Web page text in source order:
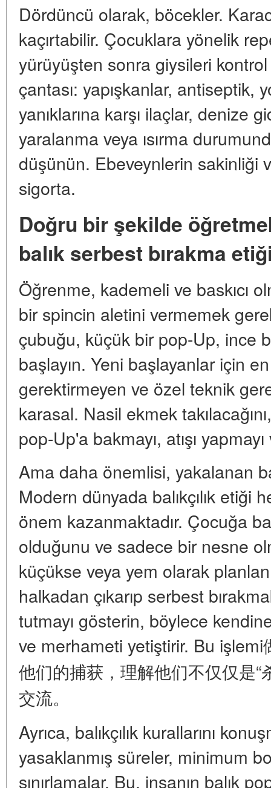
Dördüncü olarak, böcekler.
kaçırtabilir. Çocuklara yönelik
yürüyüşten sonra giysileri
çantası: yapışkanlar, antiseptik,
yanıklarına karşı ilaçlar, denize
yaralanma veya ısırma
düşünün. Ebeveynlerin sakinliği
sigorta.
Doğru bir şekilde
balık serbest bırakma
Öğrenme, kademeli ve baskıcı
bir spincin aletini vermemek
çubuğu, küçük bir pop-Up, ince
başlayın. Yeni başlayanlar için
gerektirmeyen ve özel teknik
karasal. Nasil ekmek
pop-Up'a bakmayı, atışı
Ama daha önemlisi, yakalanan
Modern dünyada balıkçılık
önem kazanmaktadır. Çocuğa
olduğunu ve sadece bir nesne
küçükse veya yem olarak
halkadan çıkarıp serbest
tutmayı gösterin, böylece
ve merhameti yetiştirir. Bu
他们的捕获，理解他们不仅仅是“
交流。
Ayrıca, balıkçılık kurallarını
yasaklanmış süreler, minimum
sınırlamalar. Bu, insanın balık